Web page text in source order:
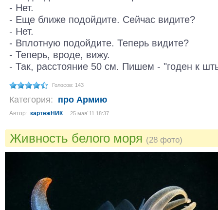
- Нет.
- Еще ближе подойдите. Сейчас видите?
- Нет.
- Вплотную подойдите. Теперь видите?
- Теперь, вроде, вижу.
- Так, расстояние 50 см. Пишем - "годен к
Голосов: 143
Категория: про Армию
Автор: картежНИК 25 мая´11 18:37
Живность белого моря (28 фото)